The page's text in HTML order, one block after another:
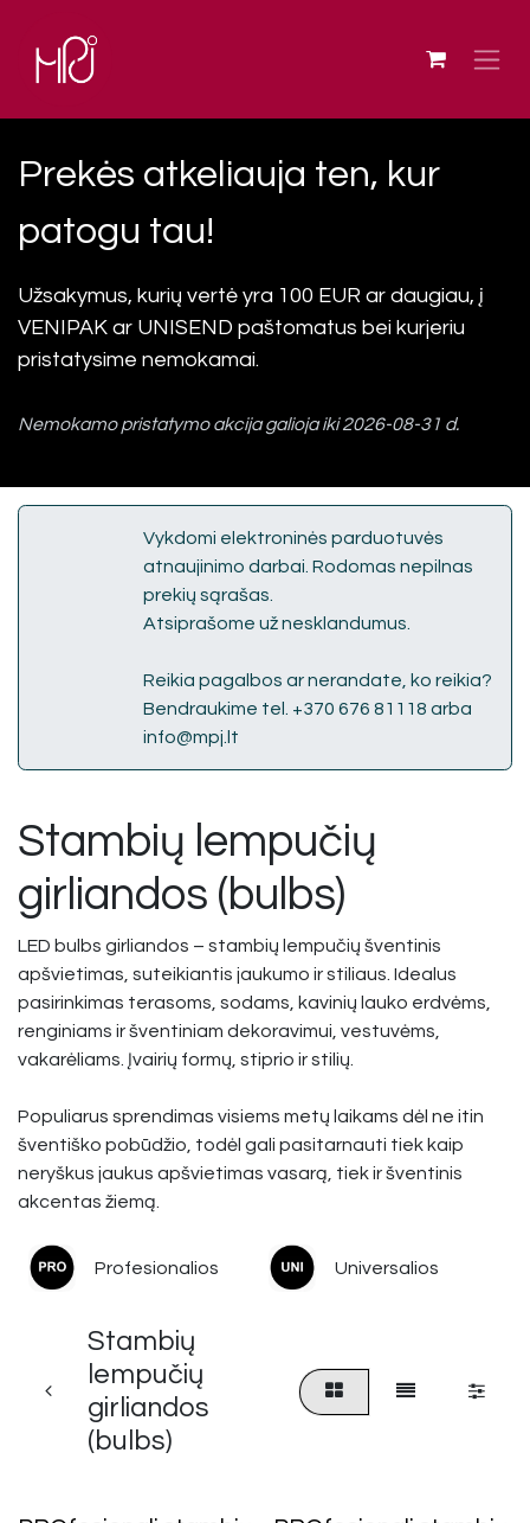
Prekės atkeliauja ten, kur
patogu tau!
Užsakymus, kurių vertė yra 100 EUR ar daugiau, į
VENIPAK ar UNISEND paštomatus bei kurjeriu
pristatysime nemokamai.
Nemokamo pristatymo akcija galioja iki 2026-08-31 d.
Vykdomi elektroninės parduotuvės
atnaujinimo darbai. Rodomas nepilnas
prekių sąrašas.
Atsiprašome už nesklandumus.
Reikia pagalbos ar nerandate, ko reikia?
Bendraukime tel. +370 676 81118 arba
info@mpj.lt
Stambių lempučių
girliandos (bulbs)
LED bulbs girliandos – stambių lempučių šventinis
apšvietimas, suteikiantis jaukumo ir stiliaus. Idealus
pasirinkimas terasoms, sodams, kavinių lauko erdvėms,
renginiams ir šventiniam dekoravimui, vestuvėms,
vakarėliams. Įvairių formų, stiprio ir stilių.
Populiarus sprendimas visiems metų laikams dėl ne itin
šventiško pobūdžio, todėl gali pasitarnauti tiek kaip
neryškus jaukus apšvietimas vasarą, tiek ir šventinis
akcentas žiemą.
Profesionalios Universalios
Stambių
lempučių
girliandos
(bulbs)